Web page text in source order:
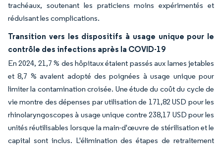
trachéaux, soutenant les praticiens moins expérimentés et
réduisant les complications.
Transition vers les dispositifs à usage unique pour le
contrôle des infections après la COVID-19
En 2024, 21,7 % des hôpitaux étaient passés aux lames jetables
et 8,7 % avaient adopté des poignées à usage unique pour
limiter la contamination croisée. Une étude du coût du cycle de
vie montre des dépenses par utilisation de 171,82 USD pour les
rhinolaryngoscopes à usage unique contre 238,17 USD pour les
unités réutilisables lorsque la main-d'œuvre de stérilisation et le
capital sont inclus. L'élimination des étapes de retraitement